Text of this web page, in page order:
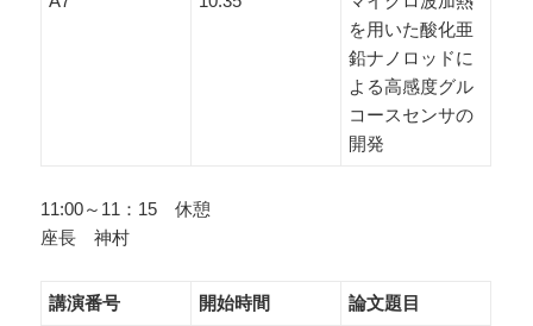
を用いた酸化亜
鉛ナノロッドに
よる高感度グル
コースセンサの
開発
11:00～11：15 休憩
座長 神村
講演番号 開始時間 論文題目